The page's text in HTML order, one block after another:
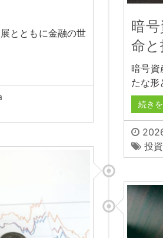
とともに金融の世
暗
命
暗号資
たな形
続き
投資